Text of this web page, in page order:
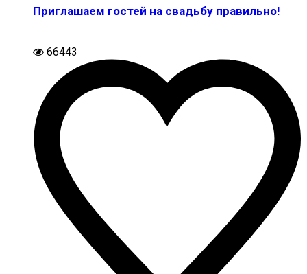
Приглашаем гостей на свадьбу правильно!
66443